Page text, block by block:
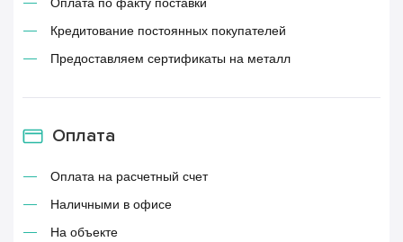
Кредитование постоянных покупателей
Предоставляем сертификаты на металл
Оплата
Оплата на расчетный счет
Наличными в офисе
На объекте